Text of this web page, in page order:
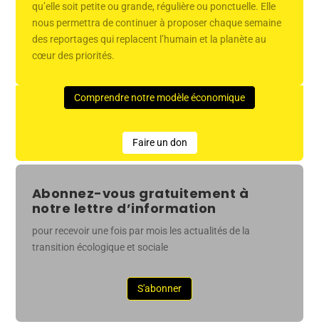
qu’elle soit petite ou grande, régulière ou ponctuelle. Elle
nous permettra de continuer à proposer chaque semaine
des reportages qui replacent l’humain et la planète au
cœur des priorités.
Comprendre notre modèle économique
Faire un don
Abonnez-vous gratuitement à
notre lettre d’information
pour recevoir une fois par mois les actualités de la
transition écologique et sociale
S'abonner